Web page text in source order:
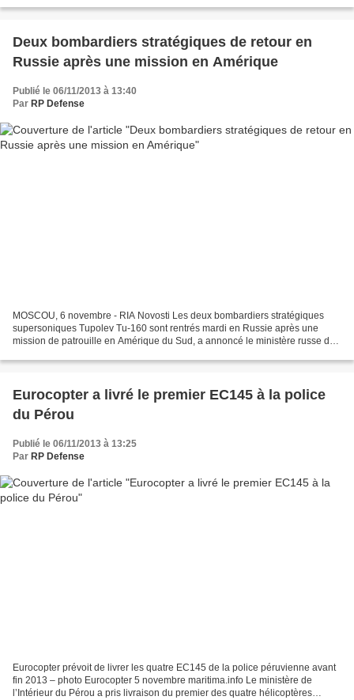
Deux bombardiers stratégiques de retour en
Russie après une mission en Amérique
Publié le 06/11/2013 à 13:40
Par RP Defense
MOSCOU, 6 novembre - RIA Novosti Les deux bombardiers stratégiques
supersoniques Tupolev Tu-160 sont rentrés mardi en Russie après une
mission de patrouille en Amérique du Sud, a annoncé le ministère russe de
Eurocopter a livré le premier EC145 à la police
du Pérou
Publié le 06/11/2013 à 13:25
Par RP Defense
Eurocopter prévoit de livrer les quatre EC145 de la police péruvienne avant
fin 2013 – photo Eurocopter 5 novembre maritima.info Le ministère de
l’Intérieur du Pérou a pris livraison du premier des quatre hélicoptères